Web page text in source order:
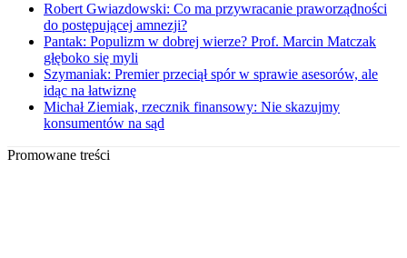
Robert Gwiazdowski: Co ma przywracanie praworządności
do postępującej amnezji?
Pantak: Populizm w dobrej wierze? Prof. Marcin Matczak
głęboko się myli
Szymaniak: Premier przeciął spór w sprawie asesorów, ale
idąc na łatwiznę
Michał Ziemiak, rzecznik finansowy: Nie skazujmy
konsumentów na sąd
Promowane treści